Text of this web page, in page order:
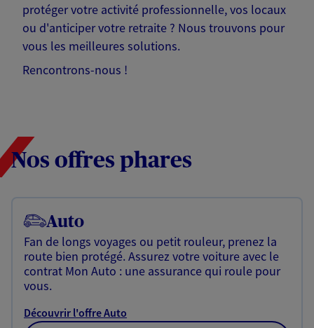
protéger votre activité professionnelle, vos locaux
ou d'anticiper votre retraite ? Nous trouvons pour
vous les meilleures solutions.
Rencontrons-nous !
Nos offres phares
Auto
Fan de longs voyages ou petit rouleur, prenez la
route bien protégé. Assurez votre voiture avec le
contrat Mon Auto : une assurance qui roule pour
vous.
Découvrir l'offre Auto